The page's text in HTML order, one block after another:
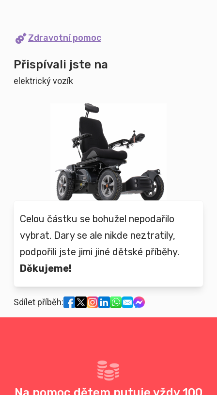
Zdravotní pomoc
Přispívali jste na
elektrický vozík
Celou částku se bohužel nepodařilo
vybrat. Dary se ale nikde neztratily,
podpořili jste jimi jiné dětské příběhy.
Děkujeme!
Sdílet příběh: